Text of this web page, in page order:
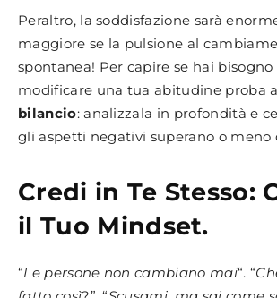
Peraltro, la soddisfazione sarà
maggiore se la pulsione al
spontanea! Per capire se hai
modificare una tua abitudine proba a
bilancio: analizzala in profondità e
gli aspetti negativi superano o meno
Credi in Te Stesso:
il Tuo Mindset.
“Le persone non cambiano mai“. “